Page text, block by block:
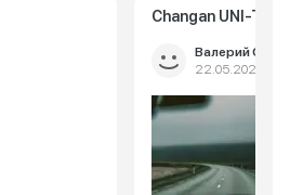
Changan UNI-T
Валерий
22.05.2025